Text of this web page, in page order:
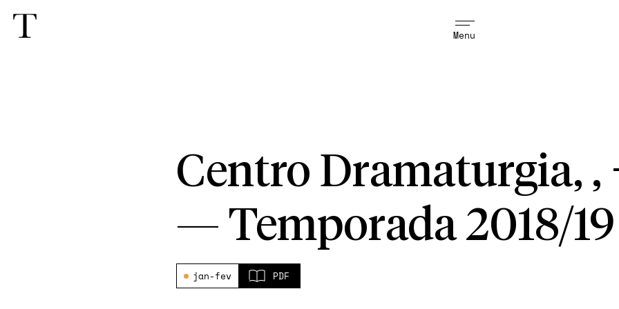
Menu
Centro Dramaturgia, ,
— Temporada 2018/19
jan-fev PDF